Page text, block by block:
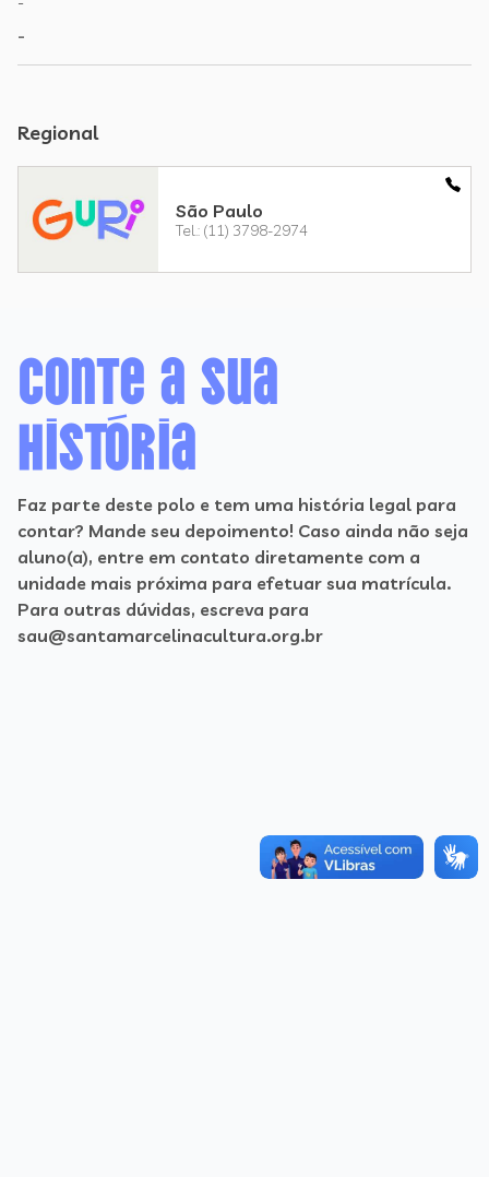
-
Regional
São Paulo
Tel.: (11) 3798-2974
Conte a sua
história
Faz parte deste polo e tem uma história legal para
contar? Mande seu depoimento! Caso ainda não seja
aluno(a), entre em contato diretamente com a
unidade mais próxima para efetuar sua matrícula.
Para outras dúvidas, escreva para
sau@santamarcelinacultura.org.br